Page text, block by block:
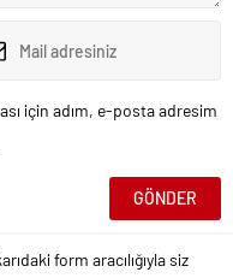
için adım, e-posta adresim
form aracılığıyla siz